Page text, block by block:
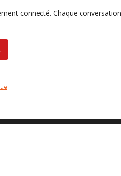
connecté. Chaque